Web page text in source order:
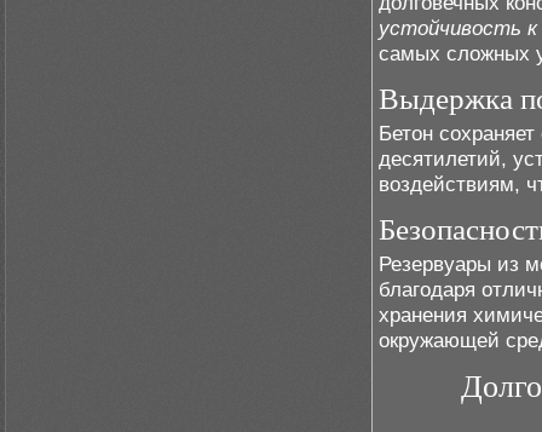
устойчивость
самых сложных
Выдержка
Бетон
десятилетий,
воздействиям,
Резервуары из
благодаря
хранения
окружающей